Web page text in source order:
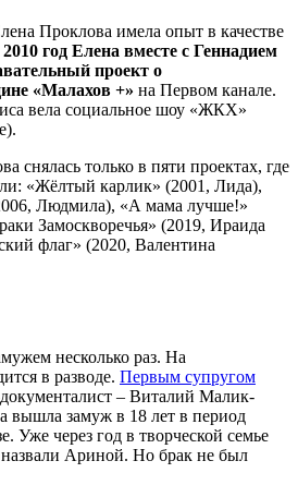
Проклова имела опыт в качестве
год Елена вместе с Геннадием
проект о
«Малахов +» на Первом канале.
вела социальное шоу «ЖКХ»
снялась только в пяти проектах, где
«Жёлтый карлик» (2001, Лида),
Людмила), «А мама лучше!»
Замоскворечья» (2019, Ираида
флаг» (2020, Валентина
несколько раз. На
в разводе. Первым супругом
– Виталий Малик-
вышла замуж в 18 лет в период
Уже через год в творческой семье
Ариной. Но брак не был